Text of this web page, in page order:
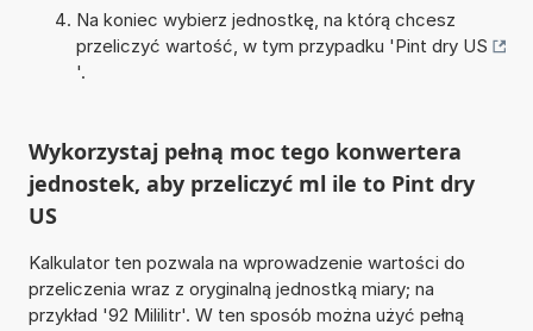
Na koniec wybierz jednostkę, na którą chcesz
przeliczyć wartość, w tym przypadku 'Pint dry US
'.
Wykorzystaj pełną moc tego konwertera
jednostek, aby przeliczyć ml ile to Pint dry
US
Kalkulator ten pozwala na wprowadzenie wartości do
przeliczenia wraz z oryginalną jednostką miary; na
przykład '92 Mililitr'. W ten sposób można użyć pełną